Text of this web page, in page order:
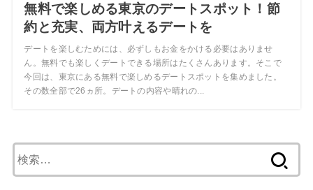
無料で楽しめる東京のデートスポット！節
約と充実、両方叶えるデートを
デートを楽しむためには、必ずしもお金をかける必要はありませ
ん。無料でも楽しくデートできる場所はたくさんあります。そこで
今回は、東京にある無料で楽しめるデートスポットを集めました。
その数全部で26ヵ所。デートの内容や晴れの...
索: